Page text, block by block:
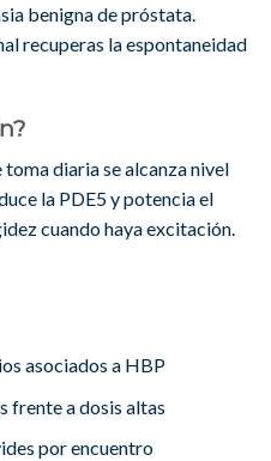
benigna de próstata.
recuperas la espontaneidad
diaria se alcanza nivel
la PDE5 y potencia el
cuando haya excitación.
asociados a HBP
frente a dosis altas
por encuentro